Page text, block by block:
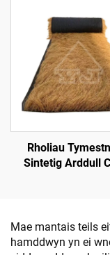
Rholiau
Sintetig Arddull
Mae mantais teils
hamddwyn yn ei